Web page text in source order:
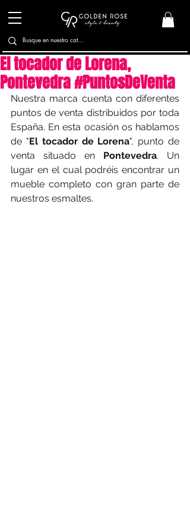
El tocador de Lorena,
Pontevedra #PuntosDeVenta
Nuestra marca cuenta con diferentes
puntos de venta distribuidos por toda
España. En esta ocasión os hablamos
de "El tocador de Lorena", punto de
venta situado en Pontevedra. Un
lugar en el cual podréis encontrar un
mueble completo con gran parte de
nuestros esmaltes.